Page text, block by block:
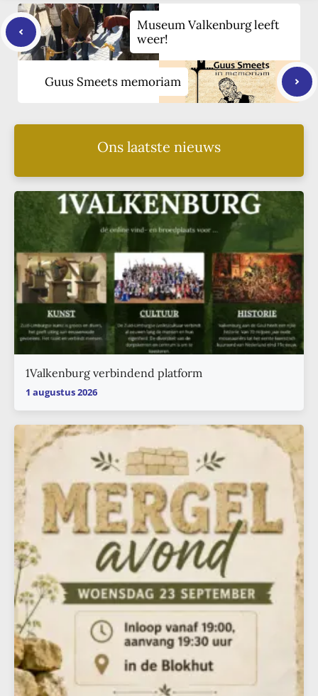
Museum Valkenburg leeft
weer!
Guus Smeets memoriam
Ons laatste nieuws
1Valkenburg verbindend platform
1 augustus 2026